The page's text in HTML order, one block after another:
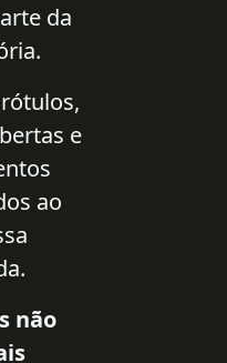
da
e
ao
não